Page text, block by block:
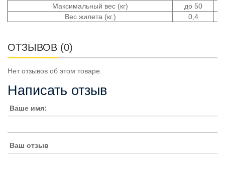
Максимальный вес (кг)
до 50
Вес жилета (кг.)
0,4
ОТЗЫВОВ (0)
Нет отзывов об этом товаре.
Написать отзыв
Ваше имя:
Ваш отзыв